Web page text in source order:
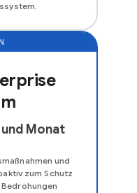
Monat
und
zum Schutz